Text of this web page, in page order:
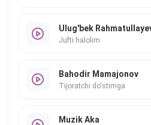
Ulug'bek
Jufti halolim
Bahodir Mamajonov
Tijoratchi do'stimga
Muzik Aka